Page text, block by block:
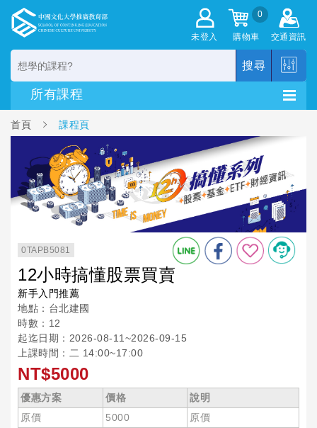
未登入
0
購物車 交通資訊
搜尋
首頁 課程頁
0TAPB5081
12小時搞懂股票買賣
新手入門推薦
地點：台北建國
時數：12
起迄日期：2026-08-11~2026-09-15
上課時間：二 14:00~17:00
NT$5000
優惠方案 價格
說明
原價
5000 原價